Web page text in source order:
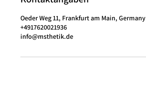
Oeder Weg 11, Frankfurt am Main, Germany
+4917620021936
info@msthetik.de